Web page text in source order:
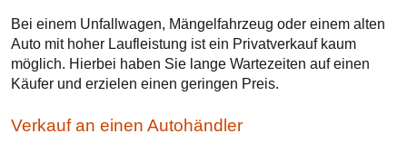
Bei einem Unfallwagen, Mängelfahrzeug oder einem alten
Auto mit hoher Laufleistung ist ein Privatverkauf kaum
möglich. Hierbei haben Sie lange Wartezeiten auf einen
Käufer und erzielen einen geringen Preis.
Verkauf an einen Autohändler